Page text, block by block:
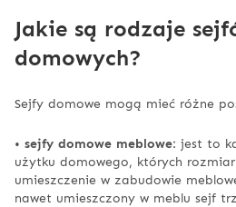
Jakie są rodzaje
domowych?
Sejfy domowe mogą mieć różne
• sejfy domowe meblowe: jest to
użytku domowego, których
umieszczenie w zabudowie
nawet umieszczony w meblu sejf